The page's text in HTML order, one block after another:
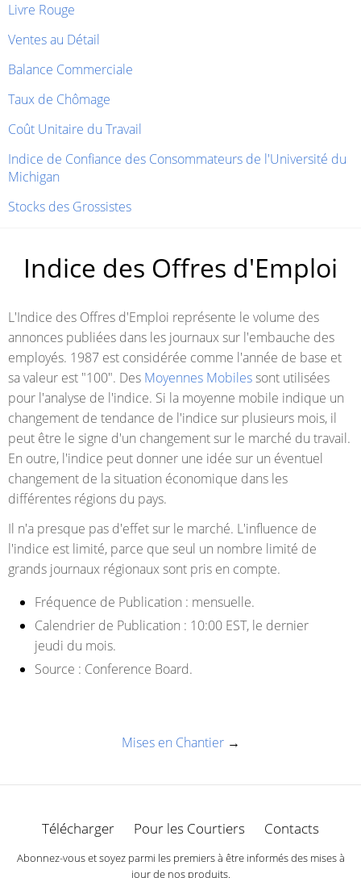
Livre Rouge
Ventes au Détail
Balance Commerciale
Taux de Chômage
Coût Unitaire du Travail
Indice de Confiance des Consommateurs de l'Université du
Michigan
Stocks des Grossistes
Indice des Offres d'Emploi
L'Indice des Offres d'Emploi représente le volume des
annonces publiées dans les journaux sur l'embauche des
employés. 1987 est considérée comme l'année de base et
sa valeur est "100". Des Moyennes Mobilessont utilisées
pour l'analyse de l'indice. Si la moyenne mobile indique un
changement de tendance de l'indice sur plusieurs mois, il
peut être le signe d'un changement sur le marché du travail.
En outre, l'indice peut donner une idée sur un éventuel
changement de la situation économique dans les
différentes régions du pays.
Il n'a presque pas d'effet sur le marché. L'influence de
l'indice est limité, parce que seul un nombre limité de
grands journaux régionaux sont pris en compte.
Fréquence de Publication : mensuelle.
Calendrier de Publication : 10:00 EST, le dernier
jeudi du mois.
Source : Conference Board.
Mises en Chantier →
Télécharger Pour les Courtiers Contacts
Abonnez-vous et soyez parmi les premiers à être informés des mises à
jour de nos produits.